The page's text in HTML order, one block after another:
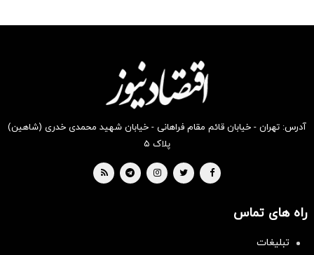
بخر !
بخر !
آدرس: تهران - خیابان قائم مقام فراهانی - خیابان شهید محمدی خدری (شاهین)
پلاک ۵
راه های تماس
تبلیغات